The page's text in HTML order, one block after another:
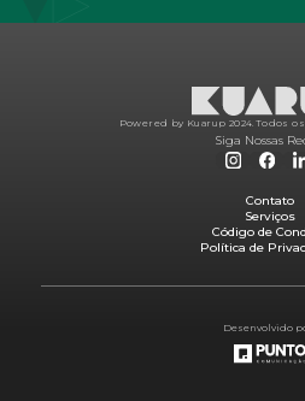
Powered by Kuarup 2024. Todos
Siga Nossas
Contato
Serviços
Código de
Política de
Desenvolvido